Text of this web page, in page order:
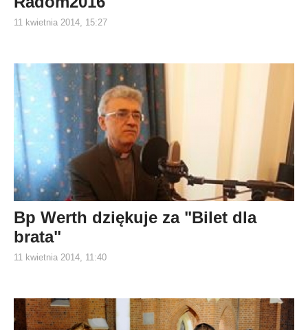
11 kwietnia 2014, 15:27
Bp Werth dziękuje za "Bilet dla
brata"
11 kwietnia 2014, 11:40